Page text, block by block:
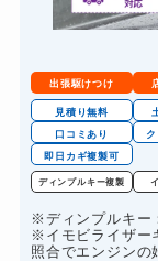
出張駆けつけ
見積り無料
口コミあり
即日カギ複製可
ディンプルキー複製
※ディンプルキー
※イモビライザー
照合でエンジンの